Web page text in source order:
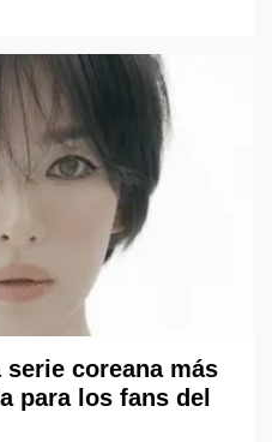
coreana más
para los fans del